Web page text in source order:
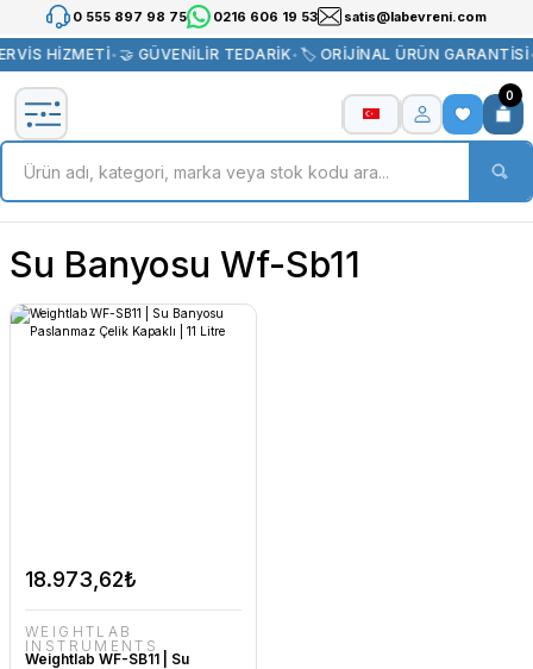
0 555 897 98 75 0216 606 19 53 satis@labevreni.com
HİZMETİ•🤝 GÜVENİLİR TEDARİK•🏷️ ORİJİNAL ÜRÜN GARANTİSİ•
0
Su Banyosu Wf-Sb11
18.973,62₺
WEIGHTLAB
INSTRUMENTS
Weightlab WF-SB11 | Su